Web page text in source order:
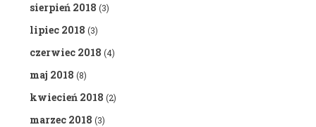
sierpień 2018 (3)
lipiec 2018 (3)
czerwiec 2018 (4)
maj 2018 (8)
kwiecień 2018 (2)
marzec 2018 (3)